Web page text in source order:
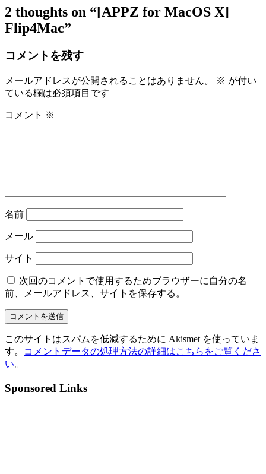
2 thoughts on “[APPZ for MacOS X]
Flip4Mac”
コメントを残す
メールアドレスが公開されることはありません。 ※ が付い
ている欄は必須項目です
コメント ※
名前
メール
サイト
次回のコメントで使用するためブラウザーに自分の名
前、メールアドレス、サイトを保存する。
このサイトはスパムを低減するために Akismet を使っていま
す。
コメントデータの処理方法の詳細はこちらをご覧くださ
い。
Sponsored Links